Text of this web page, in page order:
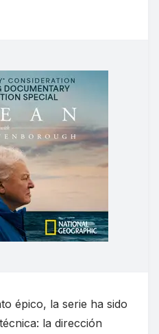
épico, la serie ha sido
la dirección